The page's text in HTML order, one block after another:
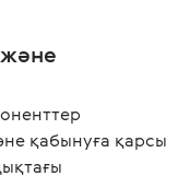
қабынуға қарсы